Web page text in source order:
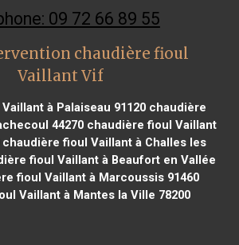
09 72 66 89 55
chaudière fioul
Vaillant Vif
à Palaiseau 91120 chaudière
44270 chaudière fioul Vaillant
chaudière fioul Vaillant à Challes les
fioul Vaillant à Beaufort en Vallée
fioul Vaillant à Marcoussis 91460
Vaillant à Mantes la Ville 78200